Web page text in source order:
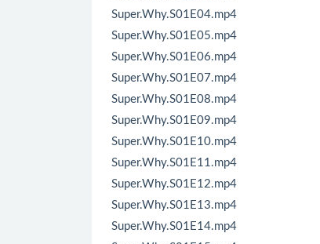
Super.Why.S01E04.mp4
Super.Why.S01E05.mp4
Super.Why.S01E06.mp4
Super.Why.S01E07.mp4
Super.Why.S01E08.mp4
Super.Why.S01E09.mp4
Super.Why.S01E10.mp4
Super.Why.S01E11.mp4
Super.Why.S01E12.mp4
Super.Why.S01E13.mp4
Super.Why.S01E14.mp4